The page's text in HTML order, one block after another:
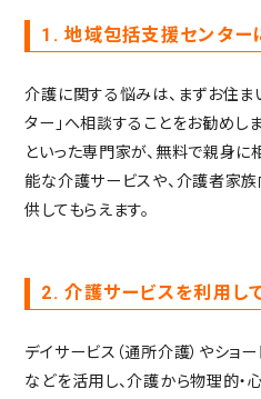
1. 地域包括支援センター
介護に関する悩みは、まずお住
ター」へ相談することをお勧めしま
といった専門家が、無料で親身に
能な介護サービスや、介護者家
供してもらえます。
2. 介護サービスを利用し
デイサービス（通所介護）やショ
などを活用し、介護から物理的